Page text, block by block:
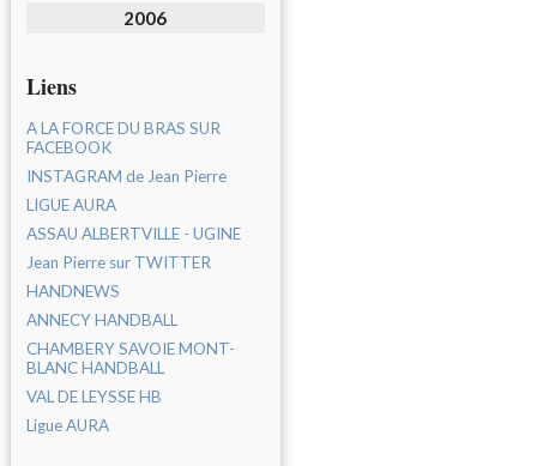
2006
Liens
A LA FORCE DU BRAS SUR
FACEBOOK
INSTAGRAM de Jean Pierre
LIGUE AURA
ASSAU ALBERTVILLE - UGINE
Jean Pierre sur TWITTER
HANDNEWS
ANNECY HANDBALL
CHAMBERY SAVOIE MONT-
BLANC HANDBALL
VAL DE LEYSSE HB
Ligue AURA